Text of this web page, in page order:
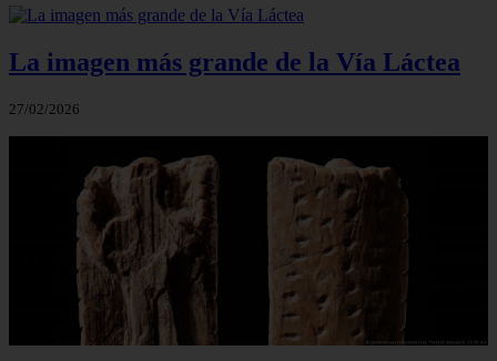
La imagen más grande de la Vía Láctea
27/02/2026